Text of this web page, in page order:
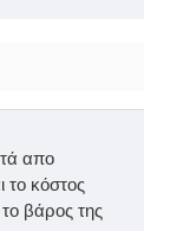
απο
το κόστος
βάρος της